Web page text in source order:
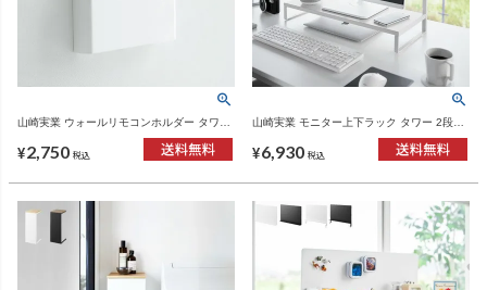
山崎実業 ウォールリモコンホルダー タワー
石こうボード壁対応 tower | インテリア雑
貨・タワーシリーズ
¥2,750 税込
山崎実業 モニター上下ラック タワー 2段
tower | インテリア雑貨・タワーシリーズ
¥6,930 税込